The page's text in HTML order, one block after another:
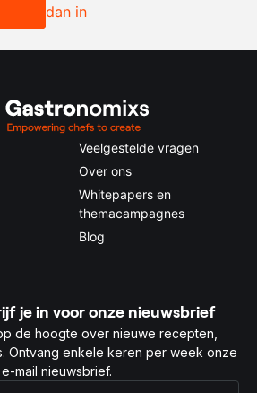
2xdan in
Veelgestelde vragen
Over ons
Whitepapers en
themacampagnes
Blog
je in voor onze nieuwsbrief
de hoogte over nieuwe recepten,
Ontvang enkele keren per week onze
e-mail nieuwsbrief.